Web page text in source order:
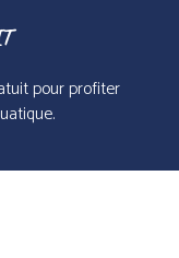
pour profiter